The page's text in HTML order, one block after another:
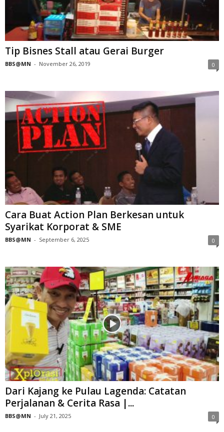
Tip Bisnes Stall atau Gerai Burger
BBS@MN - November 26, 2019 0
Cara Buat Action Plan Berkesan untuk
Syarikat Korporat & SME
BBS@MN - September 6, 2025 0
Dari Kajang ke Pulau Lagenda: Catatan
Perjalanan & Cerita Rasa |...
BBS@MN - July 21, 2025 0